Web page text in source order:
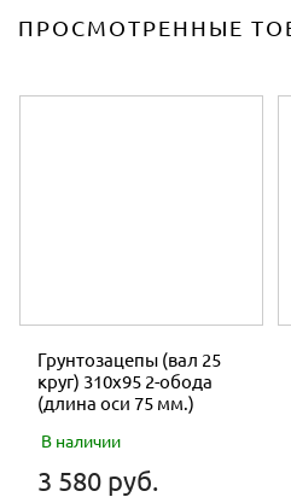
ПРОСМОТРЕННЫЕ
Грунтозацепы (вал 25
круг) 310х95 2-обода
(длина оси 75 мм.)
В наличии
3 580 руб.